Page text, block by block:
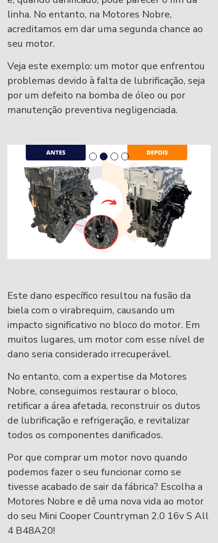
linha. No entanto, na Motores Nobre,
acreditamos em dar uma segunda chance ao
seu motor.
Veja este exemplo: um motor que enfrentou
problemas devido à falta de lubrificação, seja
por um defeito na bomba de óleo ou por
manutenção preventiva negligenciada.
Este dano específico resultou na fusão da
biela com o virabrequim, causando um
impacto significativo no bloco do motor. Em
muitos lugares, um motor com esse nível de
dano seria considerado irrecuperável.
No entanto, com a expertise da Motores
Nobre, conseguimos restaurar o bloco,
retificar a área afetada, reconstruir os dutos
de lubrificação e refrigeração, e revitalizar
todos os componentes danificados.
Por que comprar um motor novo quando
podemos fazer o seu funcionar como se
tivesse acabado de sair da fábrica? Escolha a
Motores Nobre e dê uma nova vida ao motor
do seu Mini Cooper Countryman 2.0 16v S All
4 B48A20!